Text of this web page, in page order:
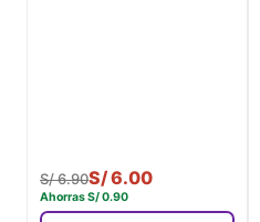
S/6.90S/6.00
AhorrasS/0.90